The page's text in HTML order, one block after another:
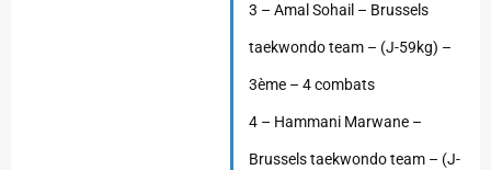
3 – Amal Sohail – Brussels
taekwondo team – (J-59kg) –
3ème – 4 combats
4 – Hammani Marwane –
Brussels taekwondo team – (J-